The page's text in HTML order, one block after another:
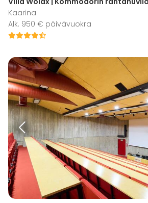
Kaarina
Alk. 950 € päivävuokra